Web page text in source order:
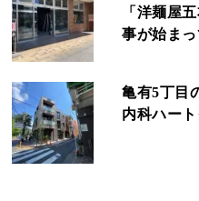
「洋麺屋
事が始ま
亀有5丁目
内科ハー